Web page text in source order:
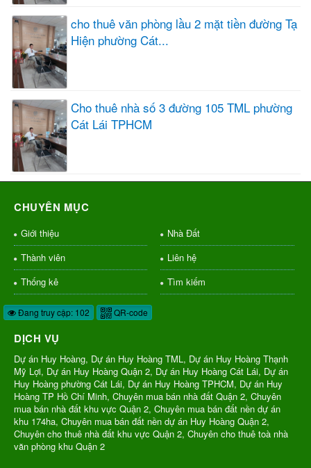
cho thuê văn phòng lầu 2 mặt tiền đường Tạ
Hiện phường Cát...
Cho thuê nhà số 3 đường 105 TML phường
Cát Lái TPHCM
CHUYÊN MỤC
Giới thiệu
Nhà Đất
Thành viên
Liên hệ
Thống kê
Tìm kiếm
Đang truy cập: 102 QR-code
DỊCH VỤ
Dự án Huy Hoàng, Dự án Huy Hoàng TML, Dự án Huy Hoàng Thạnh
Mỹ Lợi, Dự án Huy Hoàng Quận 2, Dự án Huy Hoàng Cát Lái, Dự án
Huy Hoàng phường Cát Lái, Dự án Huy Hoàng TPHCM, Dự án Huy
Hoàng TP Hồ Chí Minh, Chuyên mua bán nhà đất Quận 2, Chuyên
mua bán nhà đất khu vực Quận 2, Chuyên mua bán đất nền dự án
khu 174ha, Chuyên mua bán đất nền dự án Huy Hoàng Quận 2,
Chuyên cho thuê nhà đất khu vực Quận 2, Chuyên cho thuê toà nhà
văn phòng khu Quận 2